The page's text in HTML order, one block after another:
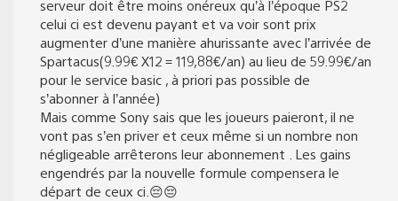
serveur doit être moins onéreux qu’à l’époque PS2
celui ci est devenu payant et va voir sont prix
augmenter d’une manière ahurissante avec l’arrivée de
Spartacus(9.99€ X12 = 119,88€/an) au lieu de 59.99€/an
pour le service basic , à priori pas possible de
s’abonner à l’année)
Mais comme Sony sais que les joueurs paieront, il ne
vont pas s’en priver et ceux même si un nombre non
négligeable arrêterons leur abonnement . Les gains
engendrés par la nouvelle formule compensera le
départ de ceux ci.😔😔